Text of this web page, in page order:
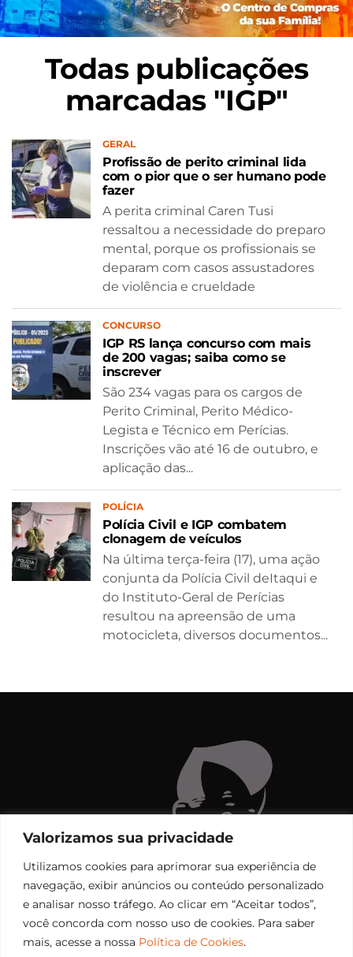
Valorizamos sua privacidade
Utilizamos cookies para aprimorar sua experiência de
navegação, exibir anúncios ou conteúdo personalizado
e analisar nosso tráfego. Ao clicar em “Aceitar todos”,
você concorda com nosso uso de cookies. Para saber
mais, acesse a nossa Política de Cookies.
Todas publicações
marcadas "IGP"
GERAL
Profissão de perito criminal lida
com o pior que o ser humano pode
fazer
A perita criminal Caren Tusi
ressaltou a necessidade do preparo
mental, porque os profissionais se
deparam com casos assustadores
de violência e crueldade
CONCURSO
IGP RS lança concurso com mais
de 200 vagas; saiba como se
inscrever
São 234 vagas para os cargos de
Perito Criminal, Perito Médico-
Legista e Técnico em Perícias.
Inscrições vão até 16 de outubro, e
aplicação das...
POLÍCIA
Polícia Civil e IGP combatem
clonagem de veículos
Na última terça-feira (17), uma ação
conjunta da Polícia Civil deItaqui e
do Instituto-Geral de Perícias
resultou na apreensão de uma
motocicleta, diversos documentos...